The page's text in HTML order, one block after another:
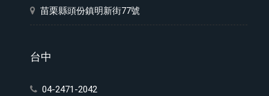
苗栗縣頭份鎮明新街77號
台中
04-2471-2042